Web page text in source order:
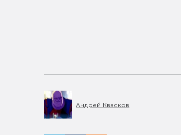
Андрей Квасков